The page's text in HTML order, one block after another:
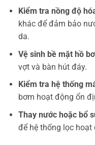
Kiểm tra nồng độ
khác để đảm bảo
da.
Vệ sinh bề mặt hồ
vợt và bàn hút đáy.
Kiểm tra hệ thống
bơm hoạt động ổn
Thay nước hoặc bổ
để hệ thống lọc hoạt